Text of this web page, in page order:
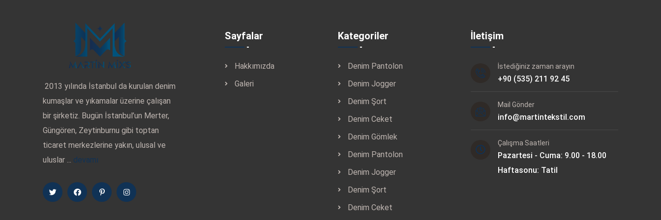
2013 yılında İstanbul da kurulan denim
kumaşlar ve yıkamalar üzerine çalışan
bir şirketiz. Bugün İstanbul’un Merter,
Güngören, Zeytinburnu gibi toptan
ticaret merkezlerine yakın, ulusal ve
uluslar ... devamı
Sayfalar
Hakkımızda
Galeri
Kategoriler
Denim Pantolon
Denim Jogger
Denim Şort
Denim Ceket
Denim Gömlek
Denim Pantolon
Denim Jogger
Denim Şort
Denim Ceket
İletişim
İstediğiniz zaman arayın
+90 (535) 211 92 45
Mail Gönder
info@martintekstil.com
Çalışma Saatleri
Pazartesi - Cuma: 9.00 - 18.00
Haftasonu: Tatil